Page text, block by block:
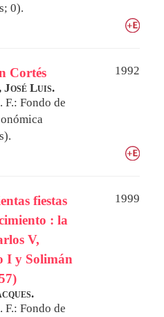
0).
Cortés
1992
Luis.
Fondo de
fiestas
: la
V,
I y Solimán
1999
Fondo de